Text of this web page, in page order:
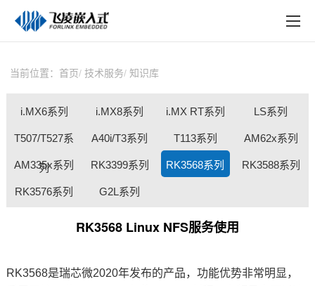
方案定制
淘宝商城
在线购买
当前位置： 首页 技术服务 知识库
i.MX6系列 i.MX8系列 i.MX RT系列 LS系列
T507/T527系
列
A40i/T3系列 T113系列 AM62x系列
AM335x系列 RK3399系列 RK3568系列 RK3588系列
RK3576系列 G2L系列
RK3568 Linux NFS服务使用
RK3568是瑞芯微2020年发布的产品，功能优势非常明显，